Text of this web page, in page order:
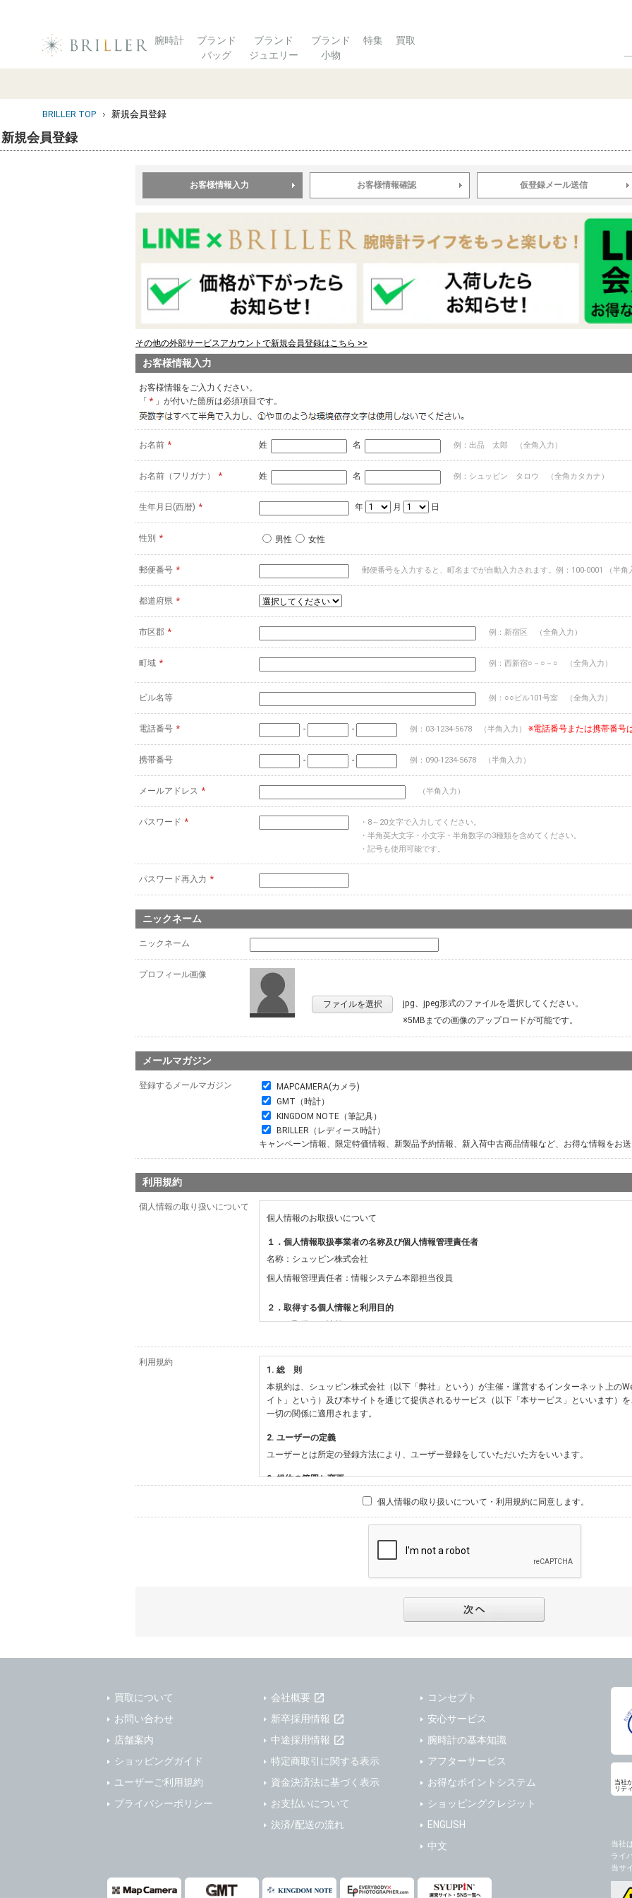
腕時計
ブランド
バッグ
ブランド
ジュエリー
ブランド
小物
特集 買取
BRILLER TOP 新規会員登録
新規会員登録
お客様情報入力 お客様情報確認 仮登録メール送信
その他の外部サービスアカウントで新規会員登録はこちら >>
お客様情報入力
お客様情報をご入力ください。
「 * 」が付いた箇所は必須項目です。
お名前 * 姓 名 例：出品 太郎 （全角入力）
お名前（フリガナ） * 姓 名 例：シュッピン タロウ （全角カタカナ）
生年月日(西暦) * 年 月 日
性別 * 男性 女性
郵便番号 * 郵便番号を入力すると、町名までが自動入力されます。例：100-0001 （半角
都道府県 *
市区郡 * 例：新宿区 （全角入力）
町域 * 例：西新宿○－○－○ （全角入力）
ビル名等 例：○○ビル101号室 （全角入力）
電話番号 * - - 例：03-1234-5678 （半角入力） ※電話番号または携帯番号
携帯番号 - - 例：090-1234-5678 （半角入力）
メールアドレス * （半角入力）
パスワード *
・8～20文字で入力してください。
・半角英大文字・小文字・半角数字の3種類を含めてください。
・記号も使用可能です。
パスワード再入力 *
ニックネーム
ニックネーム
プロフィール画像
ファイルを選択
jpg、jpeg形式のファイルを選択してください。
※5MBまでの画像のアップロードが可能です。
メールマガジン
登録するメールマガジン
MAPCAMERA(カメラ)
GMT（時計）
KINGDOM NOTE（筆記具）
BRILLER（レディース時計）
キャンペーン情報、限定特価情報、新製品予約情報、新入荷中古商品情報など、お得な情報をお
利用規約
個人情報の取り扱いについて
個人情報のお取扱いについて
１．個人情報取扱事業者の名称及び個人情報管理責任者
名称：シュッピン株式会社
個人情報管理責任者：情報システム本部担当役員
２．取得する個人情報と利用目的
（１）取得する情報
・必須登録：氏名、生年月日、性別、住所、電話番号、メールアドレス、パスワード
・任意登録：ニックネーム、プロフィール画像、希望するメールマガジンの種類
【当社サービスをご利用時に当社が取得またはご提供いただく情報】
・お支払いやお振込みに関わる情報（クレジットカード・銀行口座・電子マネー等の決済時に
・法律上の要請等により、本人確認を行うための本人確認書類（運転免許証、健康保険証、住
・EVERYBODY×PHOTOGRAPHER.comのご利用に伴いご登録いただいた、広範囲設定をご希
影機材や機材の設定等に関する情報、および画像データとその画像データに含まれる情報
・当社ウェブサイト・サービス内のクッキー情報
【外部サービスアカウントを利用される場合】
会員登録時にソーシャルネットワーキングサービス等の外部サービスとの連携を許可した場合
・当社物品販売、古物買取事業および個人・法人の売買仲介業に伴うご案内、契約、申し込み
・メールマガジンの配信、および当社が提供する商品・サービスについてのアンケート実施の
・EVERYBODY×PHOTOGRAPHER.comのフォトシェアリングサービス運営のため
(1)ご本人の同意がある場合。なお第三者に提供する場合には原則として、機密保持、再提供の
止することを契約の条件といたします。
(2)法令等により開示を求められた場合。
(3)ご本人または公衆の生命、身体又は財産の保護のために必要がある場合であって、本人の同
本人の同意を得ることにより当該事務の遂行に支障を及ぼすおそれがあるとき。
(5)業務を円滑に進めるために、外部業者に個人データの一部又は全部の処理を委託する場合（
当社への個人情報の提供はお客様の任意ですが、必要な個人情報をご提供いただけない場合、
ますのでご了承下さい。
利用規約
1. 総 則
本規約は、シュッピン株式会社（以下「弊社」という）が主催・運営するインターネット上の
イト」という）及び本サイトを通じて提供されるサービス（以下「本サービス」といいます）
一切の関係に適用されます。
2. ユーザーの定義
ユーザーとは所定の登録方法により、ユーザー登録をしていただいた方をいいます。
3. 規約の範囲と変更
1) 本規約は、本サイト及び本サービスの利用に関し、弊社及び全てのユーザーに適用されます。
2) 弊社が別途規定する個別規定、及び弊社が随時本サイト内に掲示またはユーザーに対し通知
す。本規約と個別規定及び追加規定が異なる場合は、個別規定及び追加規定が優先するものと
3) 弊社はユーザーの承諾を得ることなく、本規約を変更できるものとし、ユーザーはこれを承
た場合は、本サイト内に掲示またはユーザーに対し通知するものとし、その後にユーザーが本
1) ユーザーは、本サイトの利用に際し、ユーザー本人のユーザーID、パスワード、メールアド
します。
に届け出るものとします。
3) 弊社は一年以上に亘って使用がないユーザーIDとこれに伴う個人情報を抹消することができ
4) ユーザーID、パスワード、メールアドレス及びこれに伴う個人情報の管理不十分、使用上の
は、ユーザーが負うものとし、弊社は一切責任を負いません。
1) ユーザーは、メールアドレスその他の登録事項に変更が生じた場合、直ちに弊社所定の変更
2) 弊社はユーザーの入会申込により知り得た情報、またはユーザーが本サイト及び本サービス
報に関し、以下の項目に該当する場合に利用することができるものとします。
(1) 統計した情報のみを開示し、ユーザーの個人情報を表示しない場合。
(3) ユーザーが個人情報の開示について同意している場合。
個人情報の取り扱いについて・利用規約に同意します。
買取について
お問い合わせ
店舗案内
ショッピングガイド
ユーザーご利用規約
プライバシーポリシー
会社概要
新卒採用情報
中途採用情報
特定商取引に関する表示
資金決済法に基づく表示
お支払いについて
決済/配送の流れ
コンセプト
安心サービス
腕時計の基本知識
アフターサービス
お得なポイントシステム
ショッピングクレジット
ENGLISH
中文
当社
リテ
当社
ライ
当サ